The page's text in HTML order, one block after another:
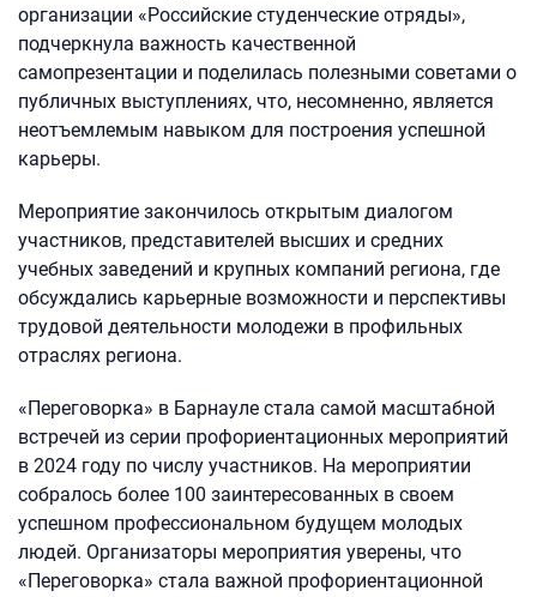
организации «Российские студенческие отряды»,
подчеркнула важность качественной
самопрезентации и поделилась полезными советами о
публичных выступлениях, что, несомненно, является
неотъемлемым навыком для построения успешной
карьеры.
Мероприятие закончилось открытым диалогом
участников, представителей высших и средних
учебных заведений и крупных компаний региона, где
обсуждались карьерные возможности и перспективы
трудовой деятельности молодежи в профильных
отраслях региона.
«Переговорка» в Барнауле стала самой масштабной
встречей из серии профориентационных мероприятий
в 2024 году по числу участников. На мероприятии
собралось более 100 заинтересованных в своем
успешном профессиональном будущем молодых
людей. Организаторы мероприятия уверены, что
«Переговорка» стала важной профориентационной